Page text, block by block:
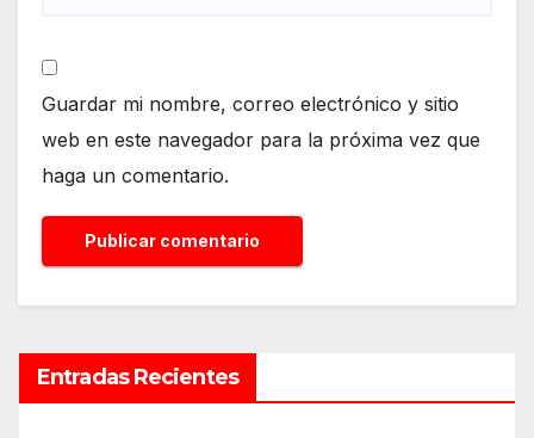
Guardar mi nombre, correo electrónico y sitio
web en este navegador para la próxima vez que
haga un comentario.
Entradas Recientes